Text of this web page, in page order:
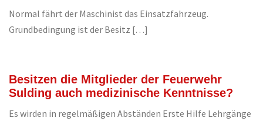
Normal fährt der Maschinist das Einsatzfahrzeug.
Grundbedingung ist der Besitz […]
Besitzen die Mitglieder der Feuerwehr
Sulding auch medizinische Kenntnisse?
Es wirden in regelmäßigen Abständen Erste Hilfe Lehrgänge